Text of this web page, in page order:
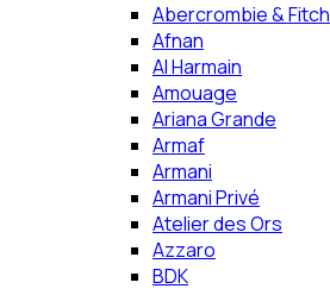
Abercrombie & Fitch
Afnan
Al Harmain
Amouage
Ariana Grande
Armaf
Armani
Armani Privé
Atelier des Ors
Azzaro
BDK